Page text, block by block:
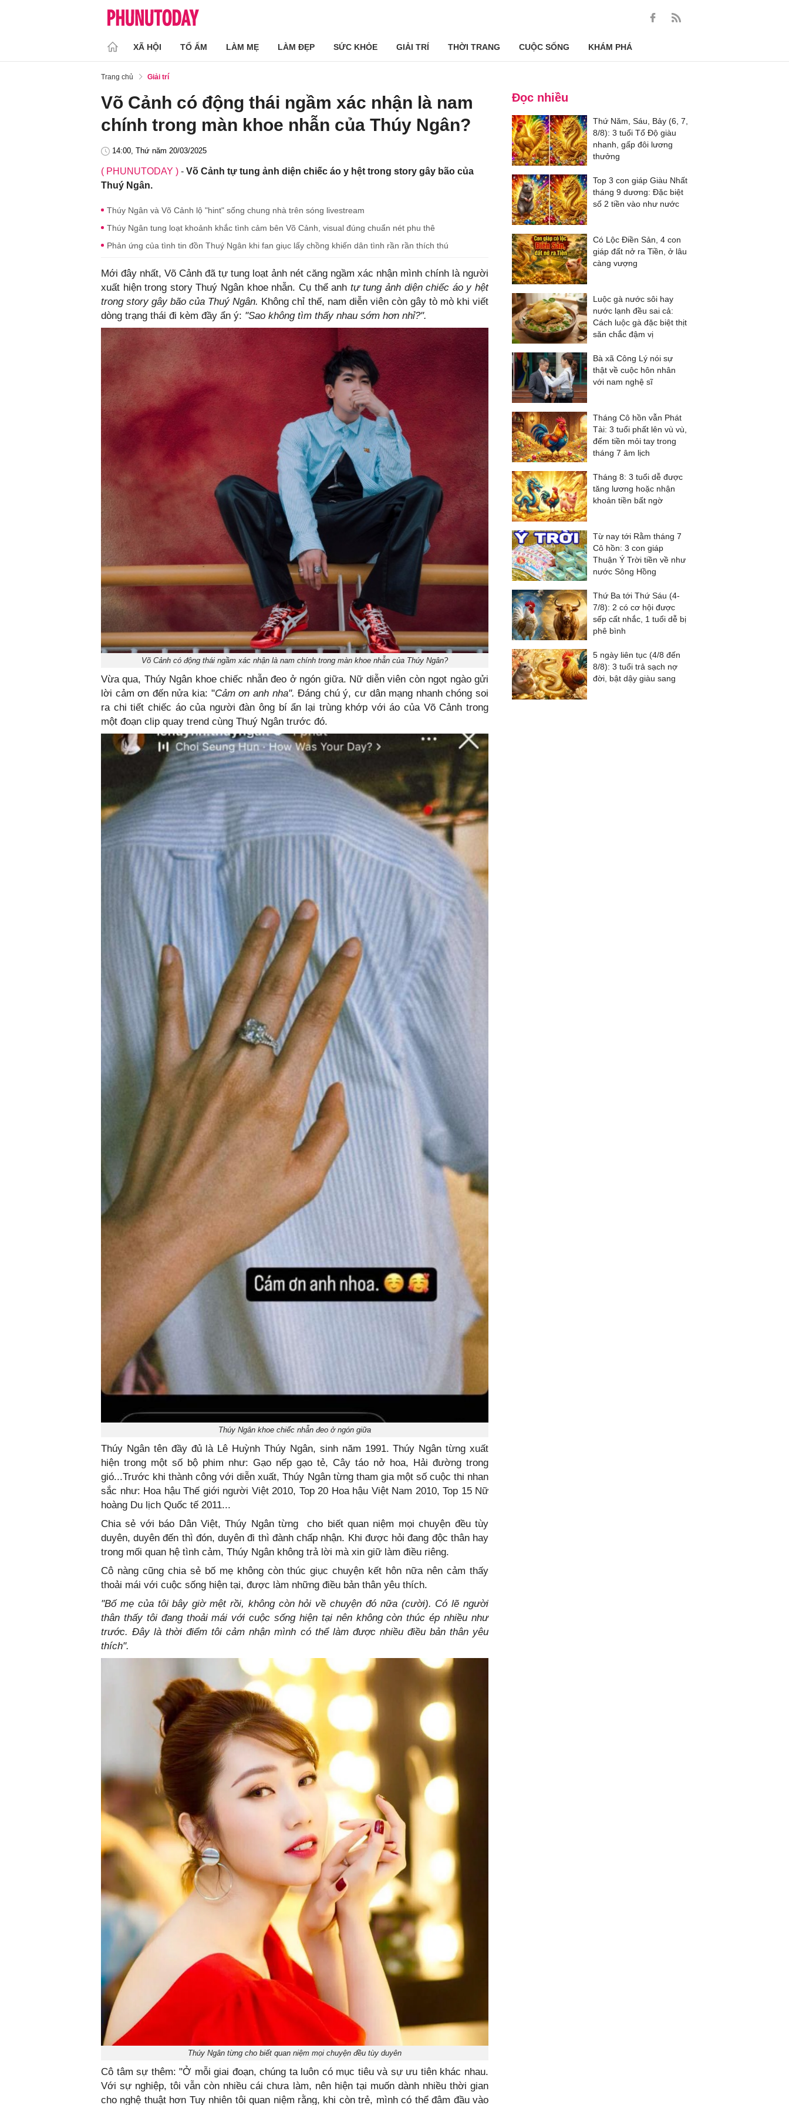
XÃ HỘI TỔ ẤM LÀM MẸ LÀM ĐẸP SỨC KHỎE GIẢI TRÍ THỜI TRANG CUỘC SỐNG KHÁM PHÁ
Trang chủ Giải trí
Võ Cảnh có động thái ngầm xác nhận là nam
chính trong màn khoe nhẫn của Thúy Ngân?
14:00, Thứ năm 20/03/2025
( PHUNUTODAY ) - Võ Cảnh tự tung ảnh diện chiếc áo y hệt trong story gây bão của
Thuý Ngân.
Thúy Ngân và Võ Cảnh lộ "hint" sống chung nhà trên sóng livestream
Thúy Ngân tung loạt khoảnh khắc tình cảm bên Võ Cảnh, visual đúng chuẩn nét phu thê
Phản ứng của tình tin đồn Thuý Ngân khi fan giục lấy chồng khiến dân tình rần rần thích thú
Mới đây nhất, Võ Cảnh đã tự tung loạt ảnh nét căng ngầm xác nhận mình chính là người
xuất hiện trong story Thuý Ngân khoe nhẫn. Cụ thể anh tự tung ảnh diện chiếc áo y hệt
trong story gây bão của Thuý Ngân. Không chỉ thế, nam diễn viên còn gây tò mò khi viết
dòng trạng thái đi kèm đầy ẩn ý: "Sao không tìm thấy nhau sớm hơn nhỉ?".
Võ Cảnh có động thái ngầm xác nhận là nam chính trong màn khoe nhẫn của Thúy Ngân?
Vừa qua, Thúy Ngân khoe chiếc nhẫn đeo ở ngón giữa. Nữ diễn viên còn ngọt ngào gửi
lời cảm ơn đến nửa kia: "Cảm ơn anh nha".Đáng chú ý, cư dân mạng nhanh chóng soi
ra chi tiết chiếc áo của người đàn ông bí ẩn lại trùng khớp với áo của Võ Cảnh trong
một đoạn clip quay trend cùng Thuý Ngân trước đó.
Thúy Ngân khoe chiếc nhẫn đeo ở ngón giữa
Thúy Ngân tên đầy đủ là Lê Huỳnh Thúy Ngân, sinh năm 1991. Thúy Ngân từng xuất
hiện trong một số bộ phim như: Gạo nếp gạo tẻ, Cây táo nở hoa, Hải đường trong
gió...Trước khi thành công với diễn xuất, Thúy Ngân từng tham gia một số cuộc thi nhan
sắc như: Hoa hậu Thế giới người Việt 2010, Top 20 Hoa hậu Việt Nam 2010, Top 15 Nữ
hoàng Du lịch Quốc tế 2011...
Chia sẻ với báo Dân Việt, Thúy Ngân từng cho biết quan niệm mọi chuyện đều tùy
duyên, duyên đến thì đón, duyên đi thì đành chấp nhận. Khi được hỏi đang độc thân hay
trong mối quan hệ tình cảm, Thúy Ngân không trả lời mà xin giữ làm điều riêng.
Cô nàng cũng chia sẻ bố mẹ không còn thúc giục chuyện kết hôn nữa nên cảm thấy
thoải mái với cuộc sống hiện tại, được làm những điều bản thân yêu thích.
"Bố mẹ của tôi bây giờ mệt rồi, không còn hỏi về chuyện đó nữa (cười). Có lẽ người
thân thấy tôi đang thoải mái với cuộc sống hiện tại nên không còn thúc ép nhiều như
trước. Đây là thời điểm tôi cảm nhận mình có thể làm được nhiều điều bản thân yêu
thích".
Thúy Ngân từng cho biết quan niệm mọi chuyện đều tùy duyên
Cô tâm sự thêm: "Ở mỗi giai đoạn, chúng ta luôn có mục tiêu và sự ưu tiên khác nhau.
Với sự nghiệp, tôi vẫn còn nhiều cái chưa làm, nên hiện tại muốn dành nhiều thời gian
cho nghệ thuật hơn Tuy nhiên tôi quan niệm rằng, khi còn trẻ, mình có thể đâm đầu vào
Đọc nhiều
Thứ Năm, Sáu, Bảy (6, 7,
8/8): 3 tuổi Tổ Độ giàu
nhanh, gấp đôi lương
thưởng
Top 3 con giáp Giàu Nhất
tháng 9 dương: Đặc biệt
số 2 tiền vào như nước
Có Lộc Điền Sản, 4 con
giáp đất nở ra Tiền, ở lâu
càng vượng
Luộc gà nước sôi hay
nước lạnh đều sai cả:
Cách luộc gà đặc biệt thịt
săn chắc đậm vị
Bà xã Công Lý nói sự
thật về cuộc hôn nhân
với nam nghệ sĩ
Tháng Cô hồn vẫn Phát
Tài: 3 tuổi phất lên vù vù,
đếm tiền mỏi tay trong
tháng 7 âm lịch
Tháng 8: 3 tuổi dễ được
tăng lương hoặc nhận
khoản tiền bất ngờ
Từ nay tới Rằm tháng 7
Cô hồn: 3 con giáp
Thuận Ý Trời tiền về như
nước Sông Hồng
Thứ Ba tới Thứ Sáu (4-
7/8): 2 có cơ hội được
sếp cất nhắc, 1 tuổi dễ bị
phê bình
5 ngày liên tục (4/8 đến
8/8): 3 tuổi trả sạch nợ
đời, bật dậy giàu sang